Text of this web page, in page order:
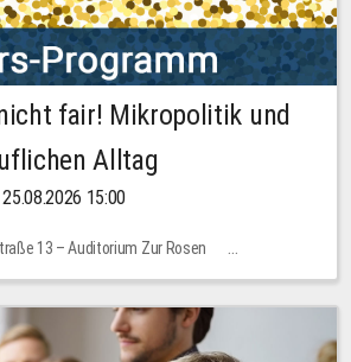
fair! Mikropolitik und
Alltag
15:00
13 – Auditorium Zur Rosen